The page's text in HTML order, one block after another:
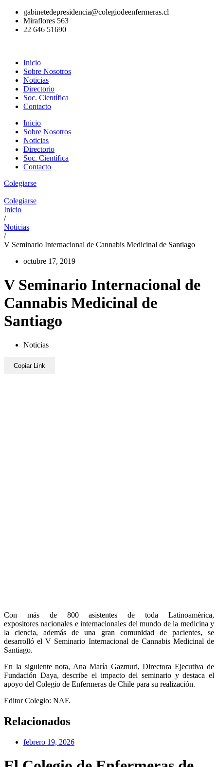
contenido
gabinetedepresidencia@colegiodeenfermeras.cl
Miraflores 563
22 646 51690
Inicio
Sobre Nosotros
Noticias
Directorio
Soc. Científica
Contacto
Inicio
Sobre Nosotros
Noticias
Directorio
Soc. Científica
Contacto
Colegiarse
Colegiarse
Inicio
/
Noticias
/
V Seminario Internacional de Cannabis Medicinal de Santiago
octubre 17, 2019
V Seminario Internacional de
Cannabis Medicinal de
Santiago
Noticias
Copiar Link
Con más de 800 asistentes de toda Latinoamérica,
expositores nacionales e internacionales del mundo de la medicina y
la ciencia, además de una gran comunidad de pacientes, se
desarrolló el V Seminario Internacional de Cannabis Medicinal de
Santiago.
En la siguiente nota, Ana María Gazmuri, Directora Ejecutiva de
Fundación Daya, describe el impacto del seminario y destaca el
apoyo del Colegio de Enfermeras de Chile para su realización.
Editor Colegio: NAF.
Relacionados
febrero 19, 2026